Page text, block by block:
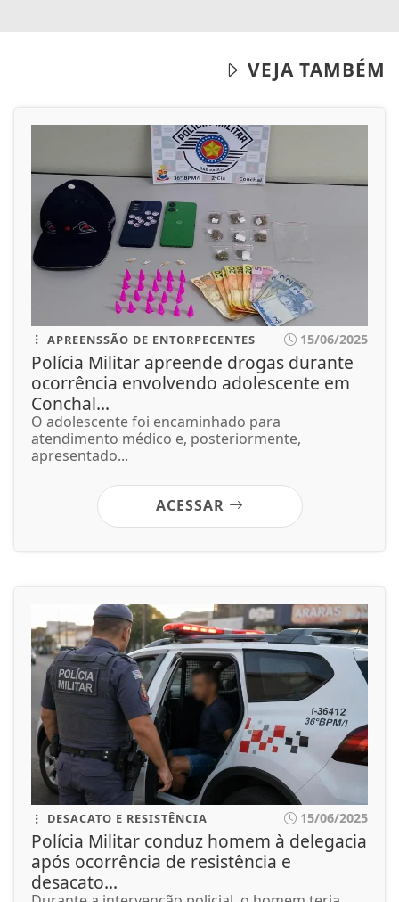
VEJA TAMBÉM
APREENSSÃO DE ENTORPECENTES 15/06/2025
Polícia Militar apreende drogas durante
ocorrência envolvendo adolescente em
Conchal...
O adolescente foi encaminhado para
atendimento médico e, posteriormente,
apresentado...
ACESSAR
DESACATO E RESISTÊNCIA 15/06/2025
Polícia Militar conduz homem à delegacia
após ocorrência de resistência e
desacato...